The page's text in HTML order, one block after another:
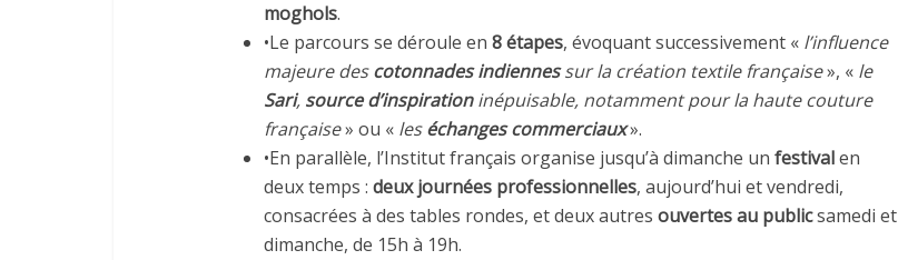
moghols.
•Le parcours se déroule en 8 étapes, évoquant successivement « l’influence
majeure descotonnades indiennessur la création textile française», « le
Sari, source d’inspirationinépuisable, notamment pour la haute couture
française» ou « leséchanges commerciaux».
•En parallèle, l’Institut français organise jusqu’à dimanche un festivalen
deux temps : deux journées professionnelles, aujourd’hui et vendredi,
consacrées à des tables rondes, et deux autres ouvertes au publicsamedi et
dimanche, de 15h à 19h.